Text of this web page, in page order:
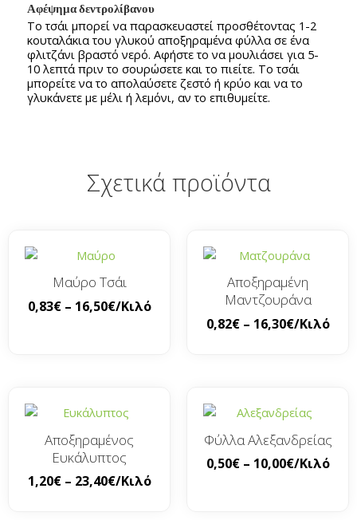
Αφέψημα δεντρολίβανου
Το τσάι μπορεί να παρασκευαστεί προσθέτοντας 1-2
κουταλάκια του γλυκού αποξηραμένα φύλλα σε ένα
φλιτζάνι βραστό νερό. Αφήστε το να μουλιάσει για 5-
10 λεπτά πριν το σουρώσετε και το πιείτε. Το τσάι
μπορείτε να το απολαύσετε ζεστό ή κρύο και να το
γλυκάνετε με μέλι ή λεμόνι, αν το επιθυμείτε.
Σχετικά προϊόντα
Μαύρο Τσάι
0,83€ – 16,50€/Κιλό
Αποξηραμένη
Μαντζουράνα
0,82€ – 16,30€/Κιλό
Αποξηραμένος
Ευκάλυπτος
1,20€ – 23,40€/Κιλό
Φύλλα Αλεξανδρείας
0,50€ – 10,00€/Κιλό